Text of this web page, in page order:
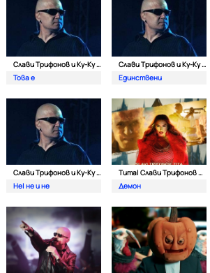
Слави Трифонов и Ку-Kу Бенд
Това е
Слави Трифонов и Ку-Kу Бенд
Единствени
Слави Трифонов и Ку-Kу Бенд
Не| не и не
Тита| Слави Трифонов и Ку-Kу Бенд
Демон